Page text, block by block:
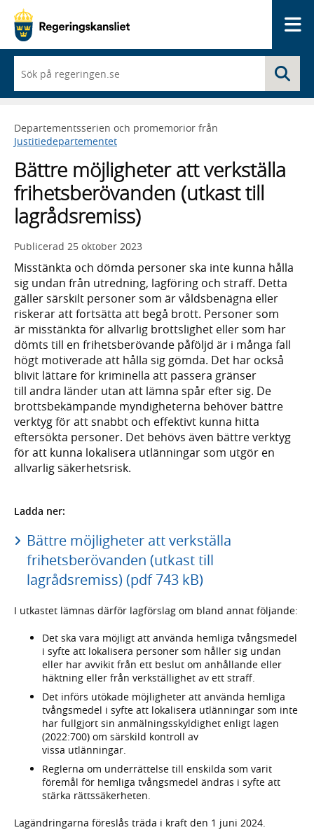
du
börjar
skriva
framträder
en
med
sökförslag
Departementsserien och promemorior från
Justitiedepartementet
Bättre möjligheter att verkställa
frihetsberövanden (utkast till
lagrådsremiss)
Publicerad 25 oktober 2023
Misstänkta och dömda personer ska inte kunna hålla
sig undan från utredning, lagföring och straff. Detta
gäller särskilt personer som är våldsbenägna eller
riskerar att fortsätta att begå brott. Personer som
är misstänkta för allvarlig brottslighet eller som har
dömts till en frihetsberövande påföljd är i många fall
högt motiverade att hålla sig gömda. Det har också
blivit lättare för kriminella att passera gränser
till andra länder utan att lämna spår efter sig. De
brottsbekämpande myndigheterna behöver bättre
verktyg för att snabbt och effektivt kunna hitta
eftersökta personer. Det behövs även bättre verktyg
för att kunna lokalisera utlänningar som utgör en
allvarlig säkerhetsrisk.
Ladda ner:
Bättre möjligheter att verkställa
frihetsberövanden (utkast till
lagrådsremiss) (pdf 743 kB)
I utkastet lämnas därför lagförslag om bland annat följande:
Det ska vara möjligt att använda hemliga tvångsmedel
i syfte att lokalisera personer som håller sig undan
eller har avvikit från ett beslut om anhållande eller
häktning eller från verkställighet av ett straff.
Det införs utökade möjligheter att använda hemliga
tvångsmedel i syfte att lokalisera utlänningar som inte
har fullgjort sin anmälningsskyldighet enligt lagen
(2022:700) om särskild kontroll av
vissa utlänningar.
Reglerna om underrättelse till enskilda som varit
föremål för hemliga tvångsmedel ändras i syfte att
stärka rättssäkerheten.
Lagändringarna föreslås träda i kraft den 1 juni 2024.